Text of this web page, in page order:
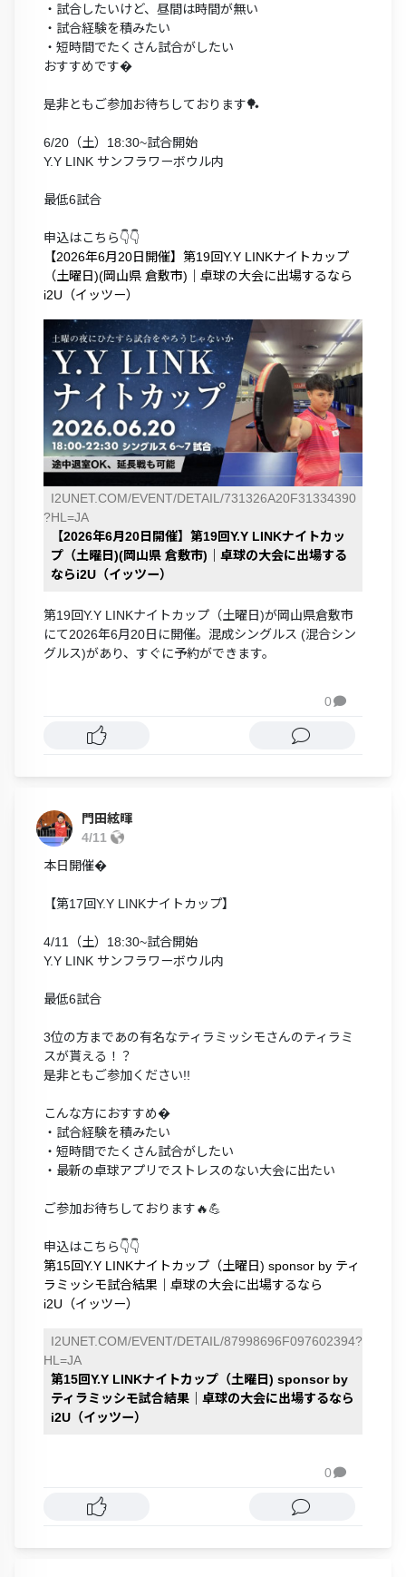
・試合したいけど、昼間は時間が無い
・試合経験を積みたい
・短時間でたくさん試合がしたい
おすすめです�
是非ともご参加お待ちしております🏓
6/20（土）18:30~試合開始
Y.Y LINK サンフラワーボウル内
最低6試合
申込はこちら👇👇
【2026年6月20日開催】第19回Y.Y LINKナイトカップ
（土曜日)(岡山県 倉敷市)｜卓球の大会に出場するなら
i2U（イッツー）
I2UNET.COM/EVENT/DETAIL/731326A20F31334390
?HL=JA
【2026年6月20日開催】第19回Y.Y LINKナイトカッ
プ（土曜日)(岡山県 倉敷市)｜卓球の大会に出場する
ならi2U（イッツー）
第19回Y.Y LINKナイトカップ（土曜日)が岡山県倉敷市
にて2026年6月20日に開催。混成シングルス (混合シン
グルス)があり、すぐに予約ができます。
0
門田絃暉
4/11
本日開催�
【第17回Y.Y LINKナイトカップ】
4/11（土）18:30~試合開始
Y.Y LINK サンフラワーボウル内
最低6試合
3位の方まであの有名なティラミッシモさんのティラミ
スが貰える！？
是非ともご参加ください!!
こんな方におすすめ�
・試合経験を積みたい
・短時間でたくさん試合がしたい
・最新の卓球アプリでストレスのない大会に出たい
ご参加お待ちしております🔥💪
申込はこちら👇👇
第15回Y.Y LINKナイトカップ（土曜日) sponsor by ティ
ラミッシモ試合結果｜卓球の大会に出場するなら
i2U（イッツー）
I2UNET.COM/EVENT/DETAIL/87998696F097602394?
HL=JA
第15回Y.Y LINKナイトカップ（土曜日) sponsor by
ティラミッシモ試合結果｜卓球の大会に出場するなら
i2U（イッツー）
0